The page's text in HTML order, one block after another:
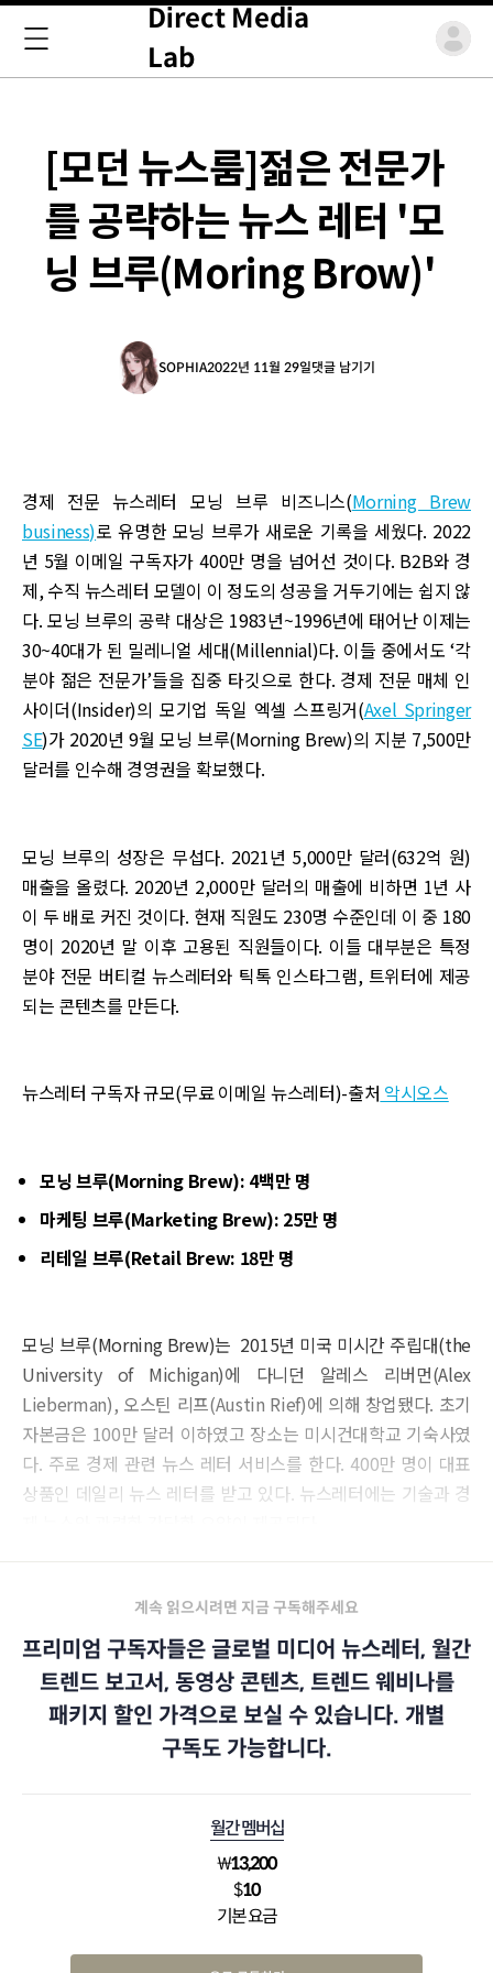
Direct Media
Lab
[모던 뉴스룸]젊은 전문가
를 공략하는 뉴스 레터 '모
닝 브루(Moring Brow)'
SOPHIA2022년 11월 29일댓글 남기기
경제 전문 뉴스레터 모닝 브루 비즈니스(Morning Brew
business)로 유명한 모닝 브루가 새로운 기록을 세웠다. 2022
년 5월 이메일 구독자가 400만 명을 넘어선 것이다. B2B와 경
제, 수직 뉴스레터 모델이 이 정도의 성공을 거두기에는 쉽지 않
다. 모닝 브루의 공략 대상은 1983년~1996년에 태어난 이제는
30~40대가 된 밀레니얼 세대(Millennial)다. 이들 중에서도 ‘각
분야 젊은 전문가’들을 집중 타깃으로 한다. 경제 전문 매체 인
사이더(Insider)의 모기업 독일 엑셀 스프링거(Axel Springer
SE)가 2020년 9월 모닝 브루(Morning Brew)의 지분 7,500만
달러를 인수해 경영권을 확보했다.
모닝 브루의 성장은 무섭다. 2021년 5,000만 달러(632억 원)
매출을 올렸다. 2020년 2,000만 달러의 매출에 비하면 1년 사
이 두 배로 커진 것이다. 현재 직원도 230명 수준인데 이 중 180
명이 2020년 말 이후 고용된 직원들이다. 이들 대부분은 특정
분야 전문 버티컬 뉴스레터와 틱톡 인스타그램, 트위터에 제공
되는 콘텐츠를 만든다.
뉴스레터 구독자 규모(무료 이메일 뉴스레터)-출처 악시오스
모닝 브루(Morning Brew): 4백만 명
마케팅 브루(Marketing Brew): 25만 명
리테일 브루(Retail Brew: 18만 명
모닝 브루(Morning Brew)는 2015년 미국 미시간 주립대(the
University of Michigan)에 다니던 알레스 리버먼(Alex
Lieberman), 오스틴 리프(Austin Rief)에 의해 창업됐다. 초기
자본금은 100만 달러 이하였고 장소는 미시건대학교 기숙사였
다. 주로 경제 관련 뉴스 레터 서비스를 한다. 400만 명이 대표
상품인 데일리 뉴스 레터를 받고 있다. 뉴스레터에는 기술과 경
계속 읽으시려면 지금 구독해주세요
프리미엄 구독자들은 글로벌 미디어 뉴스레터, 월간
트렌드 보고서, 동영상 콘텐츠, 트렌드 웨비나를
패키지 할인 가격으로 보실 수 있습니다. 개별
구독도 가능합니다.
월간 멤버십
₩13,200
$10
기본 요금